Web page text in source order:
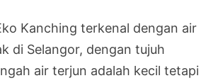
Kanching terkenal dengan air
di Selangor, dengan tujuh
air terjun adalah kecil tetapi